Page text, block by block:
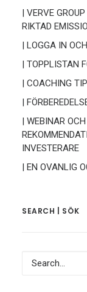
| VERVE
RIKTAD
| LOGGA IN
| TOPPLISTAN
| COACHING
|
| WEBINAR
INVESTERARE
| EN OVANLIG
SEARCH | SÖK